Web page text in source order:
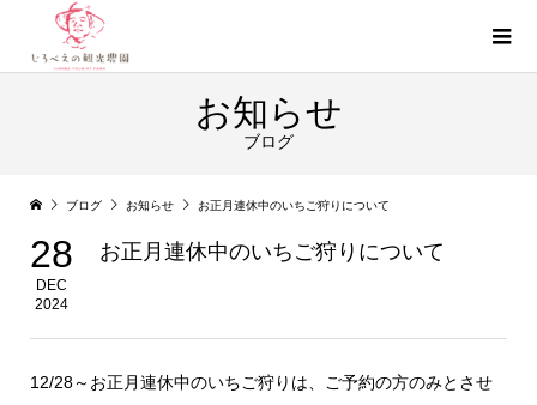
お知らせ
ブログ
ブログ お知らせ お正月連休中のいちご狩りについて
28
DEC
2024
お正月連休中のいちご狩りについて
12/28～お正月連休中のいちご狩りは、ご予約の方のみとさせ